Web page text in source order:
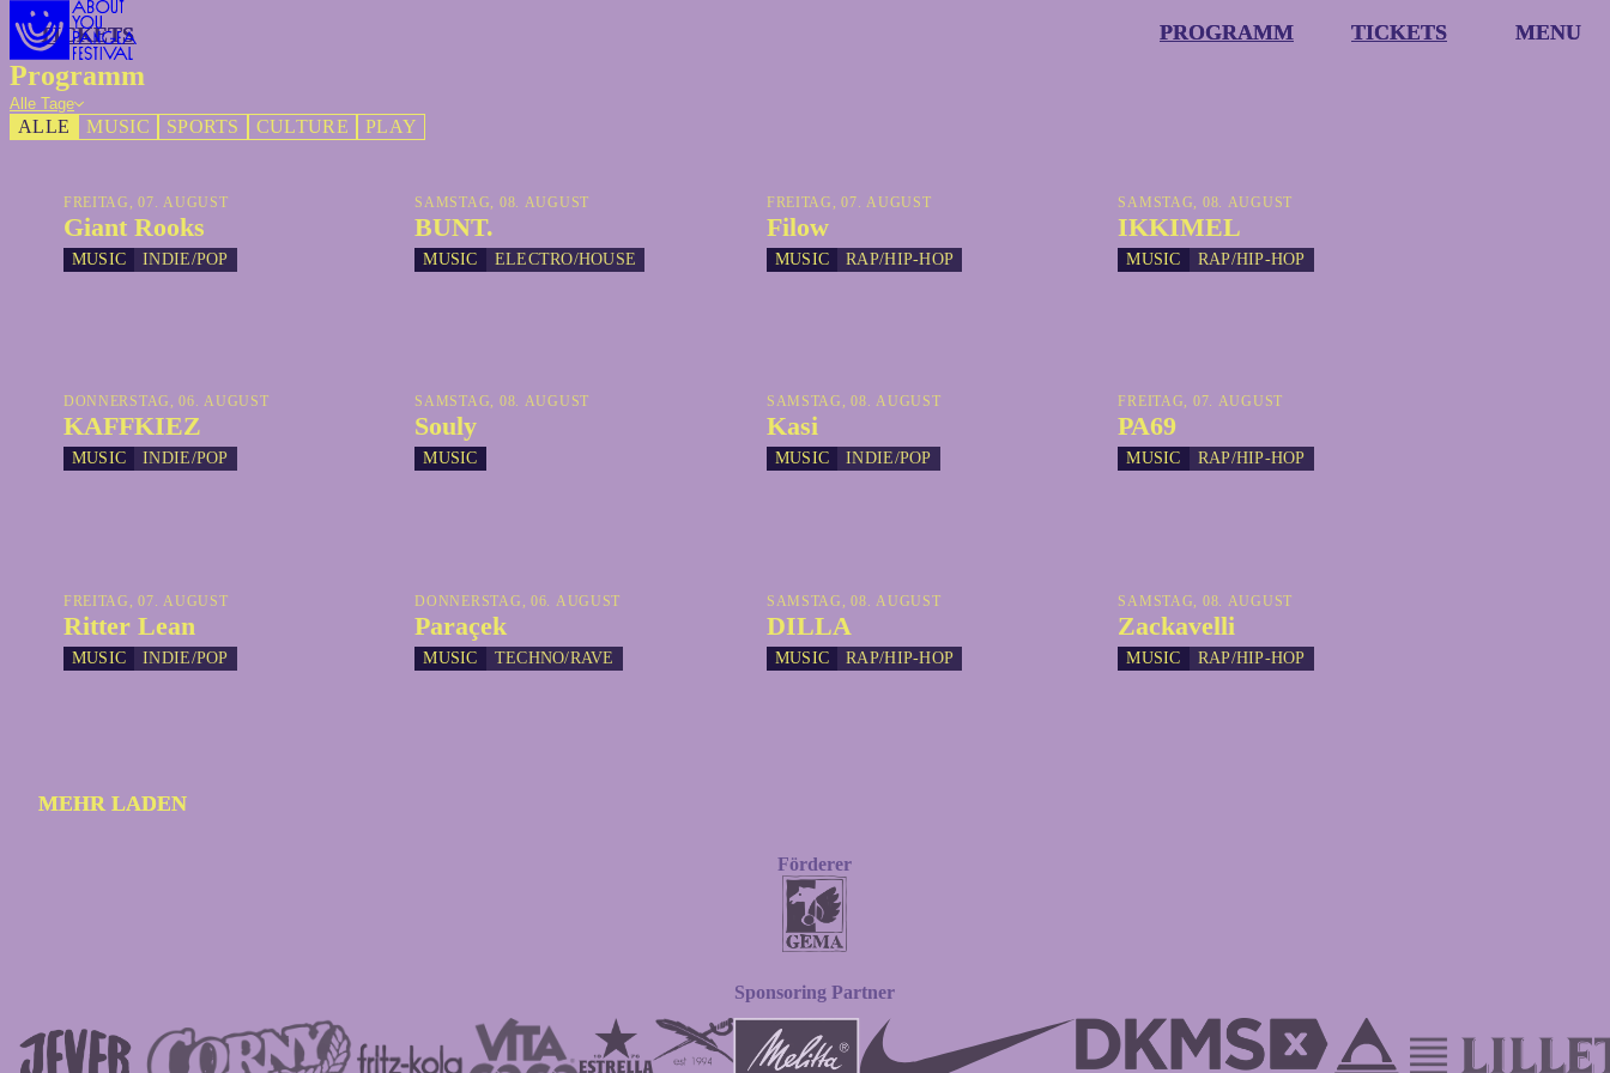
PROGRAMM
PROGRAMM TICKETS
TICKETS MENU
MENU
TICKETS
TICKETS
Programm
Alle Tage
ALLE MUSIC SPORTS CULTURE PLAY
FREITAG, 07. AUGUST
Giant Rooks
MUSIC INDIE/POP
SAMSTAG, 08. AUGUST
BUNT.
MUSIC ELECTRO/HOUSE
FREITAG, 07. AUGUST
Filow
MUSIC RAP/HIP-HOP
SAMSTAG, 08. AUGUST
IKKIMEL
MUSIC RAP/HIP-HOP
DONNERSTAG, 06. AUGUST
KAFFKIEZ
MUSIC INDIE/POP
SAMSTAG, 08. AUGUST
Souly
MUSIC
SAMSTAG, 08. AUGUST
Kasi
MUSIC INDIE/POP
FREITAG, 07. AUGUST
PA69
MUSIC RAP/HIP-HOP
FREITAG, 07. AUGUST
Ritter Lean
MUSIC INDIE/POP
DONNERSTAG, 06. AUGUST
Paraçek
MUSIC TECHNO/RAVE
SAMSTAG, 08. AUGUST
DILLA
MUSIC RAP/HIP-HOP
SAMSTAG, 08. AUGUST
Zackavelli
MUSIC RAP/HIP-HOP
MEHR LADEN
MEHR LADEN
Förderer
Sponsoring Partner